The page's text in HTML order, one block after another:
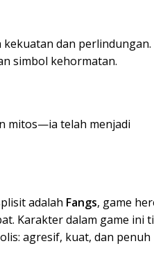
dan perlindungan.
simbol kehormatan.
mitos—ia telah menjadi
adalah Fangs, game
Karakter dalam game ini
agresif, kuat, dan penuh